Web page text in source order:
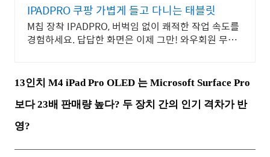
IPADPRO 쿠팡 가볍게 들고 다니는 태블릿
M칩 장착 IPADPRO, 버벅임 없이 쾌적한 작업 속도를
경험하세요. 답답한 화면은 이제 그만! 와우회원 무료
13인치 M4 iPad Pro OLED 는 Microsoft Surface Pro
보다 23배 판매량 높다? 두 장치 간의 인기 격차가 반
영?